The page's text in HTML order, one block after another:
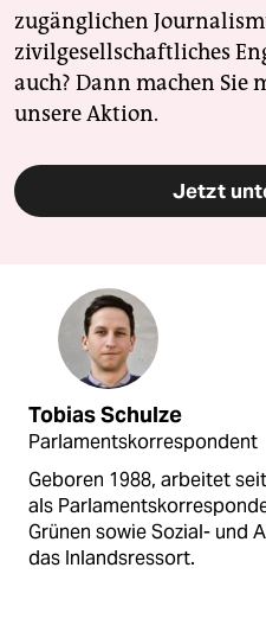
zugänglichen
zivilgesellschaftliches
auch? Dann machen Sie
unsere Aktion.
Jetzt
Tobias Schulze
Parlamentskorrespondent
Geboren 1988, arbeitet
als
Grünen sowie Sozial- und
das Inlandsressort.